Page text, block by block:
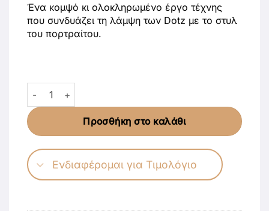
Ένα κομψό κι ολοκληρωμένο έργο τέχνης
που συνδυάζει τη λάμψη των Dotz με το στυλ
του πορτραίτου.
Diamond Painting – Φάρος Παλιάς Πόλης Χανίων
Προσθήκη στο καλάθι
Ενδιαφέρομαι για Τιμολόγιο